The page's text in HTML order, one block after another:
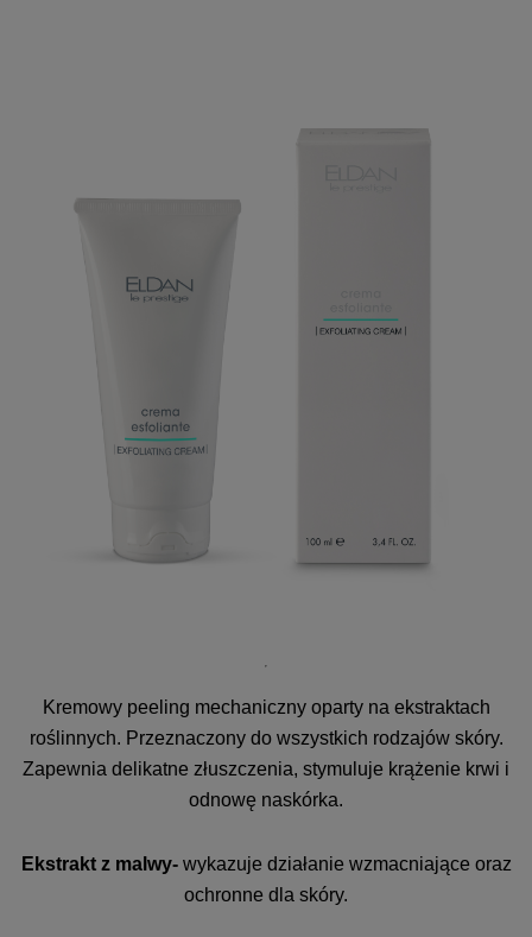
Kremowy peeling mechaniczny oparty na ekstraktach
roślinnych. Przeznaczony do wszystkich rodzajów skóry.
Zapewnia delikatne złuszczenia, stymuluje krążenie krwi i
odnowę naskórka.
Ekstrakt z malwy-wykazuje działanie wzmacniające oraz
ochronne dla skóry.